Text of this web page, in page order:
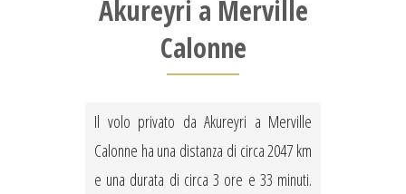
Akureyri a Merville
Calonne
Il volo privato da Akureyri a Merville
Calonne ha una distanza di circa 2047 km
e una durata di circa 3 ore e 33 minuti.